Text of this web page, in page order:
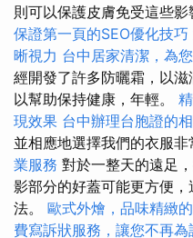
則可以保護皮膚免受這些影
保證第一頁的SEO優化技巧
晰視力 台中居家清潔，為
經開發了許多防曬霜，以
以幫助保持健康，年輕。
現效果 台中辦理台胞證的
並相應地選擇我們的衣服非
業服務 對於一整天的遠足
影部分的好蓋可能更方便
法。 歐式外燴，品味精緻
費寫訴狀服務，讓您不再為